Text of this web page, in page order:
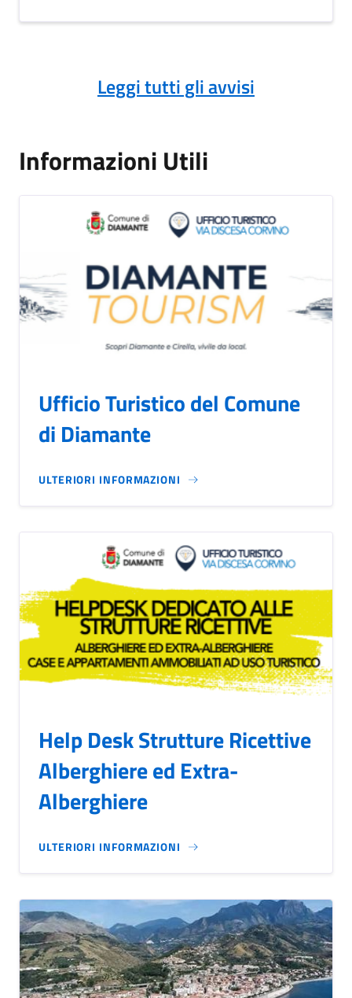
Leggi tutti gli avvisi
Informazioni Utili
Ufficio Turistico del Comune
di Diamante
ULTERIORI INFORMAZIONI
Help Desk Strutture Ricettive
Alberghiere ed Extra-
Alberghiere
ULTERIORI INFORMAZIONI